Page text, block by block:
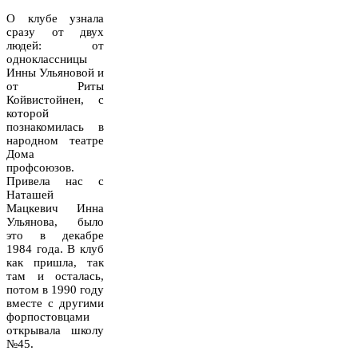
О клубе узнала
сразу от двух
людей: от
одноклассницы
Инны Ульяновой и
от Риты
Койвистойнен, с
которой
познакомилась
в
народном театре
Дома
профсоюзов.
Привела нас с
Наташей
Мацкевич Инна
Ульянова, было
это в декабре
1984 года. В клуб
как пришла, так
там и осталась,
потом в 1990 году
вместе с другими
форпостовцами
открывала школу
№45.